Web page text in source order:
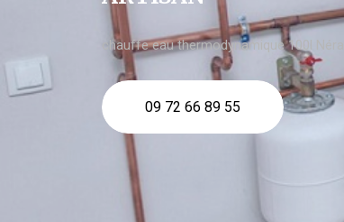
chauffe eau thermodynamique 100l Nérac
09 72 66 89 55